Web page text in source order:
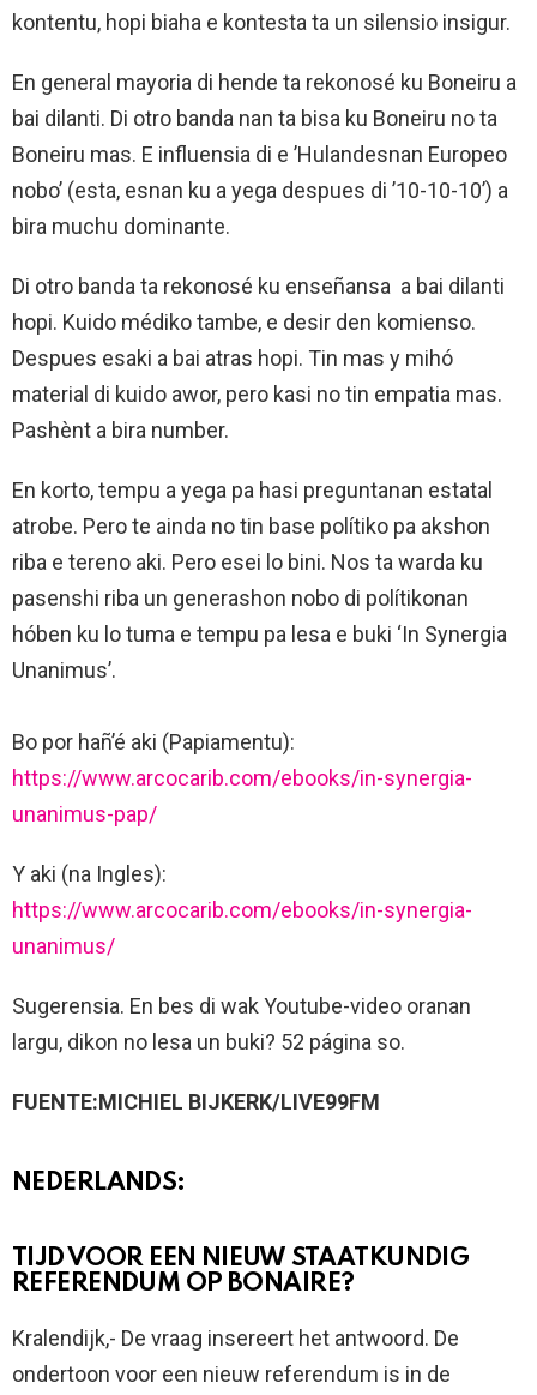
kontentu, hopi biaha e kontesta ta un silensio insigur.
En general mayoria di hende ta rekonosé ku Boneiru a
bai dilanti. Di otro banda nan ta bisa ku Boneiru no ta
Boneiru mas. E influensia di e ’Hulandesnan Europeo
nobo’ (esta, esnan ku a yega despues di ’10-10-10’) a
bira muchu dominante.
Di otro banda ta rekonosé ku enseñansa a bai dilanti
hopi. Kuido médiko tambe, e desir den komienso.
Despues esaki a bai atras hopi. Tin mas y mihó
material di kuido awor, pero kasi no tin empatia mas.
Pashènt a bira number.
En korto, tempu a yega pa hasi preguntanan estatal
atrobe. Pero te ainda no tin base polítiko pa akshon
riba e tereno aki. Pero esei lo bini. Nos ta warda ku
pasenshi riba un generashon nobo di polítikonan
hóben ku lo tuma e tempu pa lesa e buki ‘In Synergia
Unanimus’.
Bo por hañ’é aki (Papiamentu):
https://www.arcocarib.com/ebooks/in-synergia-
unanimus-pap/
Y aki (na Ingles):
https://www.arcocarib.com/ebooks/in-synergia-
unanimus/
Sugerensia. En bes di wak Youtube-video oranan
largu, dikon no lesa un buki? 52 página so.
FUENTE:MICHIEL BIJKERK/LIVE99FM
NEDERLANDS:
TIJD VOOR EEN NIEUW STAATKUNDIG
REFERENDUM OP BONAIRE?
Kralendijk,- De vraag insereert het antwoord. De
ondertoon voor een nieuw referendum is in de